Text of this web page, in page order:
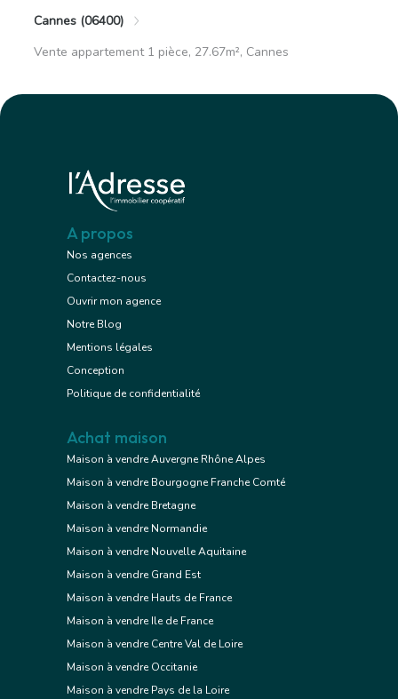
Cannes (06400)
Vente appartement 1 pièce, 27.67m², Cannes
A propos
Nos agences
Contactez-nous
Ouvrir mon agence
Notre Blog
Mentions légales
Conception
Politique de confidentialité
Achat maison
Maison à vendre Auvergne Rhône Alpes
Maison à vendre Bourgogne Franche Comté
Maison à vendre Bretagne
Maison à vendre Normandie
Maison à vendre Nouvelle Aquitaine
Maison à vendre Grand Est
Maison à vendre Hauts de France
Maison à vendre Ile de France
Maison à vendre Centre Val de Loire
Maison à vendre Occitanie
Maison à vendre Pays de la Loire